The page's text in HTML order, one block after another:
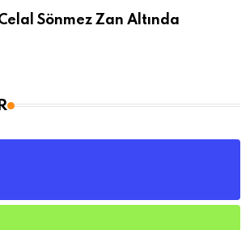
Sönmez Zan Altında